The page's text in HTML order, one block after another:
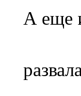
А еще